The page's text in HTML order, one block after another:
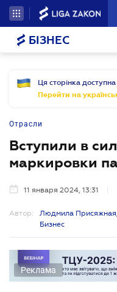
БІЗНЕС
Ця сторінка
Перейти на
Отрасли
Вступили в
маркировки
11 января 2024, 13:31
Автор:
Людмила
Бизнес
Реклама